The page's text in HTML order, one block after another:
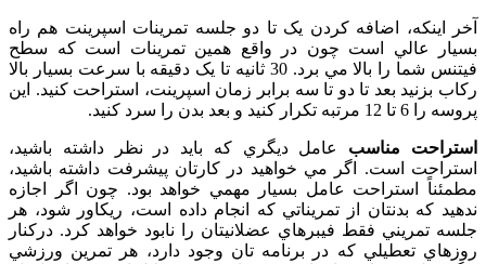
آخر اينکه، اضافه کردن يک تا دو جلسه تمرينات اسپرينت هم راه
بسيار عالي است چون در واقع همين تمرينات است که سطح
فيتنس شما را بالا مي برد. 30 ثانيه تا يک دقيقه با سرعت بسيار بالا
رکاب بزنيد بعد تا دو تا سه برابر زمان اسپرينت، استراحت کنيد. اين
پروسه را 6 تا 12 مرتبه تکرار کنيد و بعد بدن را سرد کنيد.
استراحت مناسب
عامل ديگري که بايد در نظر داشته باشيد،
استراحت است. اگر مي خواهيد در کارتان پيشرفت داشته باشيد،
مطمئناً استراحت عامل بسيار مهمي خواهد بود. چون اگر اجازه
ندهيد که بدنتان از تمريناتي که انجام داده است، ريکاور شود، هر
جلسه تمريني فقط فيبرهاي عضلانيتان را نابود خواهد کرد. درکنار
روزهاي تعطيلي که در برنامه تان وجود دارد، هر تمرين ورزشي